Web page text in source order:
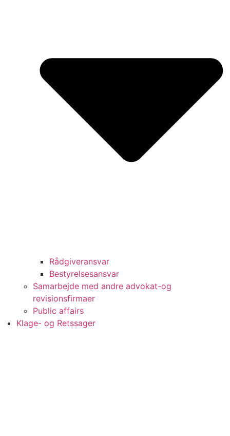
Rådgiveransvar
Bestyrelsesansvar
Samarbejde med andre advokat-og
revisionsfirmaer
Public affairs
Klage- og Retssager